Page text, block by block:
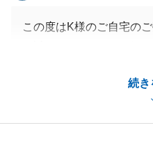
続き
この度はK様のご自宅の
声かけくださいませ。
今後ともよろしくお願い